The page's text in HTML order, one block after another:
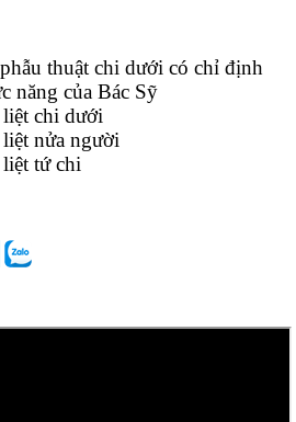
thuật chi dưới có chỉ định
năng của Bác Sỹ
chi dưới
nửa người
tứ chi